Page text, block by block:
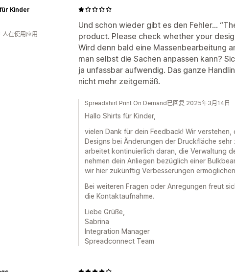
Und schon wieder gibt es den Fehler...
product. Please check whether your
Wird denn bald eine Massenbearbeitung
man selbst die Sachen anpassen kann?
ja unfassbar aufwendig. Das ganze
nicht mehr zeitgemäß.
Kinder
人在使用应用
Spreadshirt Print On Demand已回复 2025年3月14日
Hallo Shirts für Kinder,
vielen Dank für dein Feedback! Wir
Designs bei Änderungen der Druckfläche
arbeitet kontinuierlich daran, die Verwaltung
nehmen dein Anliegen bezüglich einer
wir hier zukünftig Verbesserungen
Bei weiteren Fragen oder Anregungen freut
die Kontaktaufnahme.
Liebe Grüße,
Sabrina
Integration Manager
Spreadconnect Team